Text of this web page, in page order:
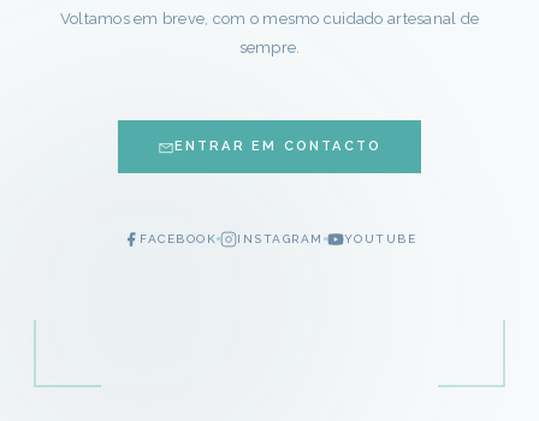
Voltamos em breve, com o mesmo cuidado artesanal de
sempre.
ENTRAR EM CONTACTO
FACEBOOK INSTAGRAM YOUTUBE